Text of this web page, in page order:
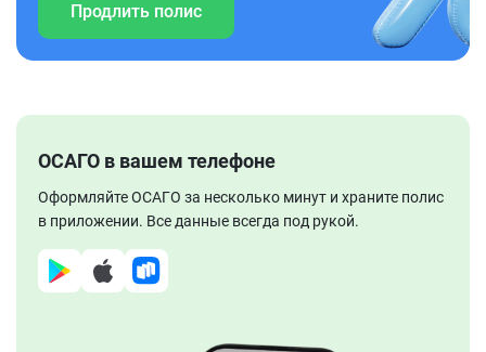
Продлить полис
ОСАГО в вашем телефоне
Оформляйте ОСАГО за несколько минут и храните полис
в приложении. Все данные всегда под рукой.